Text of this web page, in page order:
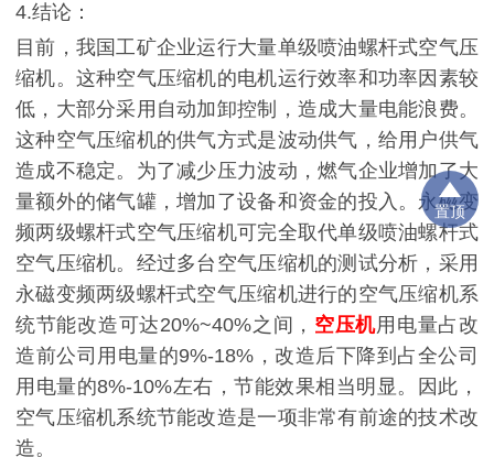
4.结论：
目前，我国工矿企业运行大量单级喷油螺杆式空气压
缩机。这种空气压缩机的电机运行效率和功率因素较
低，大部分采用自动加卸控制，造成大量电能浪费。
这种空气压缩机的供气方式是波动供气，给用户供气
造成不稳定。为了减少压力波动，燃气企业增加了大
量额外的储气罐，增加了设备和资金的投入。永磁变
频两级螺杆式空气压缩机可完全取代单级喷油螺杆式
空气压缩机。经过多台空气压缩机的测试分析，采用
永磁变频两级螺杆式空气压缩机进行的空气压缩机系
统节能改造可达20%~40%之间， 空压机用电量占改
造前公司用电量的9%-18%，改造后下降到占全公司
用电量的8%-10%左右，节能效果相当明显。因此，
空气压缩机系统节能改造是一项非常有前途的技术改
造。
置顶